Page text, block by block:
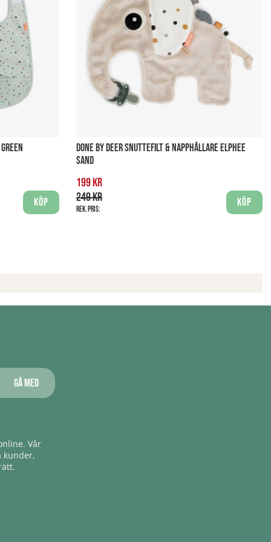
Köp
DONE BY DEER SNUTTEFILT & NAPPHÅLLARE ELPHEE
SAND
199 kr
249 kr
Rek. pris:
Köp
Gå med
Vår
kunder,